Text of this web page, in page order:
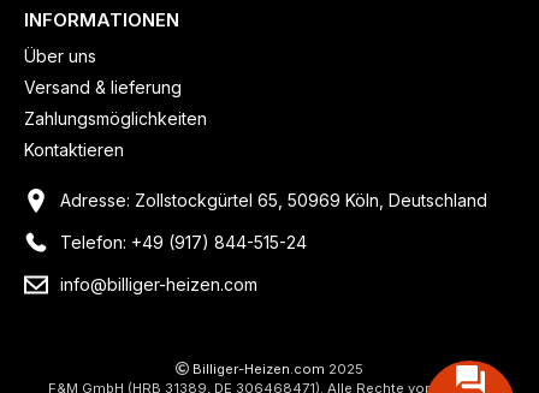
INFORMATIONEN
Über uns
Versand & lieferung
Zahlungsmöglichkeiten
Kontaktieren
Adresse: Zollstockgürtel 65, 50969 Köln, Deutschland
Telefon: +49 (917) 844-515-24
info@billiger-heizen.com
Billiger-Heizen.com 2025
F&M GmbH (HRB 31389, DE 306468471). Alle Rechte vorbehalten.